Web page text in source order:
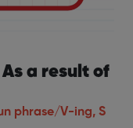
a result of
phrase/V-ing, S